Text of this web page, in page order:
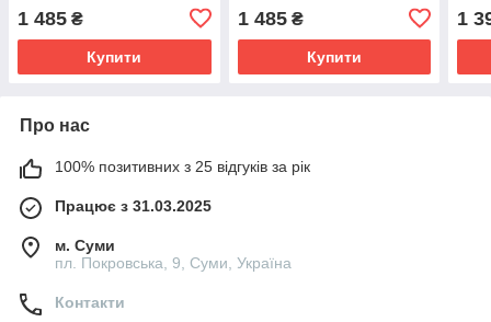
1 485 ₴
Купити
1 485₴
Купити
1
Про нас
100% позитивних з 25 відгуків за рік
Працює з 31.03.2025
м. Суми
пл. Покровська, 9, Суми, Україна
Контакти